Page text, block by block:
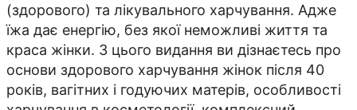
(здорового) та лікувального харчування. Адже
їжа дає енергію, без якої неможливі життя та
краса жінки. З цього видання ви дізнаєтесь про
основи здорового харчування жінок після 40
років, вагітних і годуючих матерів, особливості